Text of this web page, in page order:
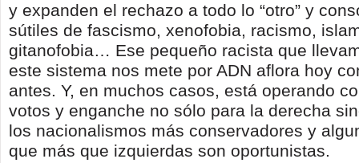
y expanden el rechazo a todo lo “otro” y
sútiles de fascismo, xenofobia, racismo,
gitanofobia… Ese pequeño racista que
este sistema nos mete por ADN aflora hoy
antes. Y, en muchos casos, está operando
votos y enganche no sólo para la derecha
los nacionalismos más conservadores y
que más que izquierdas son oportunistas.